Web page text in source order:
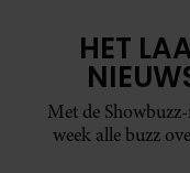
HET
Met de
week alle buzz